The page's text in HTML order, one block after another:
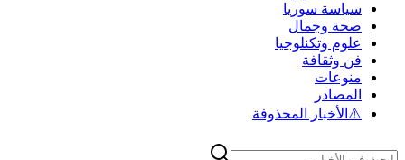
سياسة سوريا
صحة وجمال
علوم وتكنلوجيا
فن وثقافة
منوعات
المصادر
⚠️ الأخبار المحذوفة